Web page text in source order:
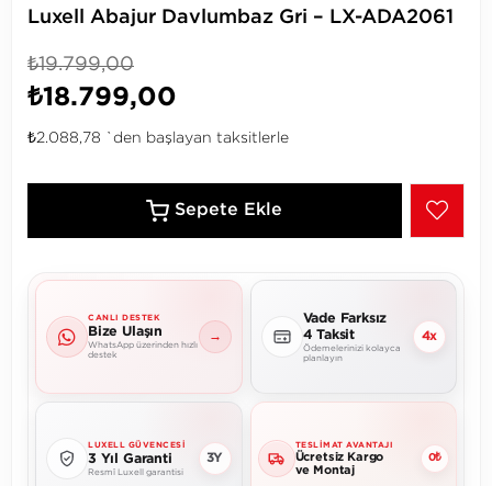
Luxell Abajur Davlumbaz Gri – LX-ADA2061
₺19.799,00
₺18.799,00
₺2.088,78 `den başlayan taksitlerle
CANLI DESTEK
Bize Ulaşın
WhatsApp üzerinden hızlı
destek
→
Vade Farksız
4 Taksit
Ödemelerinizi kolayca
planlayın
4x
LUXELL GÜVENCESI
3 Yıl Garanti
Resmî Luxell garantisi
3Y
TESLIMAT AVANTAJI
Ücretsiz Kargo
ve Montaj
0₺